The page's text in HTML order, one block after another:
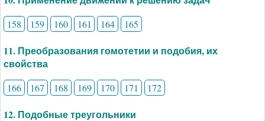
158 159 160 161 164 165
11. Преобразования гомотетии и подобия, их
свойства
166 167 168 169 170 171 172
12. Подобные треугольники